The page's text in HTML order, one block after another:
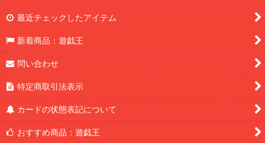
最近チェックしたアイテム
新着商品：遊戯王
問い合わせ
特定商取引法表示
カードの状態表記について
おすすめ商品：遊戯王